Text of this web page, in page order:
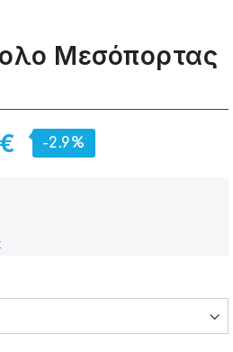
Μεσόπορτας
-2.9%